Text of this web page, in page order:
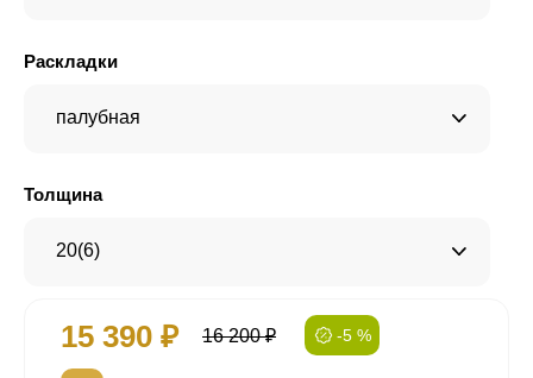
Раскладки
палубная
Толщина
20(6)
15 390 ₽ 16 200 ₽ -5 %